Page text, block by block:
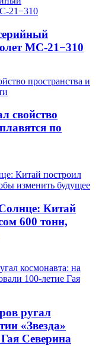
МС-21−310
свойство
по
Китай
600 тонн,
ругал
«Звезда»
Северина